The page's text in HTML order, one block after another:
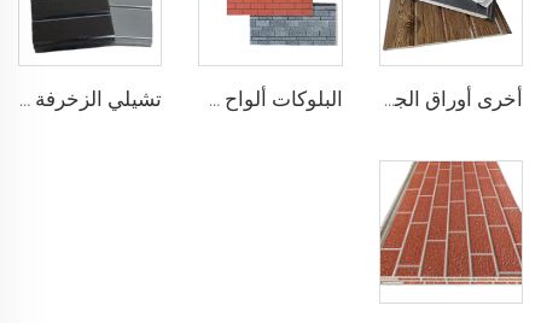
أخرى أوراق الجدران ألواح الجدران الألواح المعدنية ألواح PU المعزولة الألواح الخارجية المعدنية للجدران البلوكات ألواح جانبية خارجية معدنية ألواح جدران خارجية مسبقة الصنع من البولي يوريثين تشيلي الزخرفة الشعبية بلاستيك محاك الألواح الجدارية ألواح رغوة البولي يوريثين المركبة العازلة ألواح جانبية معدنية سوداء للمنزل